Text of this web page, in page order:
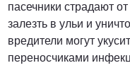
пасечники страдают
залезть в ульи и
вредители могут
переносчиками